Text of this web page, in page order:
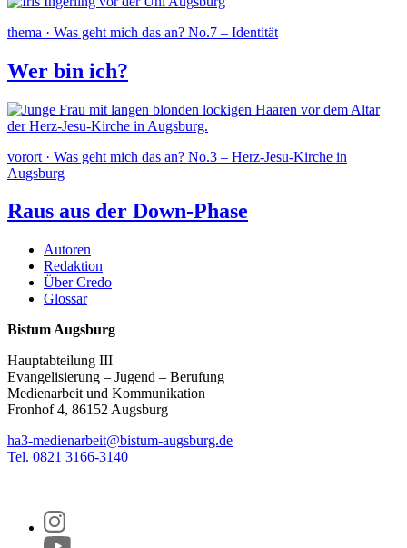
thema · Was geht mich das an? No.7 – Identität
Wer bin ich?
vorort · Was geht mich das an? No.3 – Herz-Jesu-Kirche in
Augsburg
Raus aus der Down-Phase
Autoren
Redaktion
Über Credo
Glossar
Bistum Augsburg
Hauptabteilung III
Evangelisierung – Jugend – Berufung
Medienarbeit und Kommunikation
Fronhof 4, 86152 Augsburg
ha3-medienarbeit@bistum-augsburg.de
Tel. 0821 3166-3140